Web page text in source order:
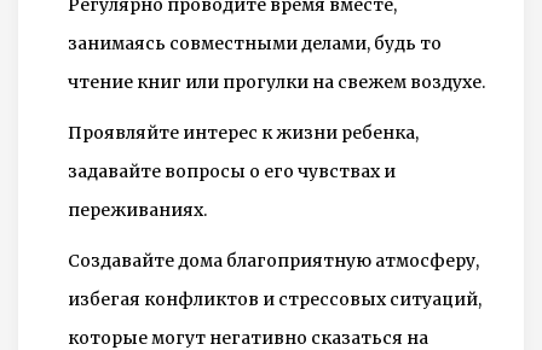
Регулярно проводите время вместе,
занимаясь совместными делами, будь то
чтение книг или прогулки на свежем воздухе.
Проявляйте интерес к жизни ребенка,
задавайте вопросы о его чувствах и
переживаниях.
Создавайте дома благоприятную атмосферу,
избегая конфликтов и стрессовых ситуаций,
которые могут негативно сказаться на